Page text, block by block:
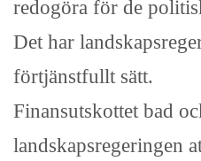
redogöra för de
Det har
förtjänstfullt sätt.
Finansutskottet bad
landskapsregeringen